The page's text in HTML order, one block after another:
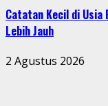
Catatan Kecil di Usia
Lebih Jauh
2 Agustus 2026